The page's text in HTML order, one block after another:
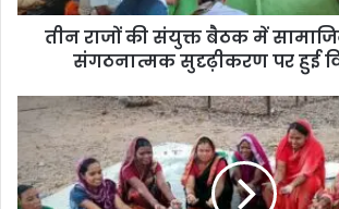
तीन राजों की संयुक्त बैठक में
संगठनात्मक सुदृढ़ीकरण पर हुई